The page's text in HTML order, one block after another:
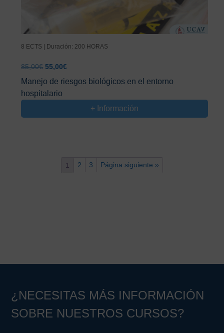
8 ECTS | Duración: 200 HORAS
85,00€ El
precio
original
era:
55,00€El
actual
Manejo de riesgos biológicos en el entorno
hospitalario
+ Información
1 2 3 Página siguiente »
¿NECESITAS MÁS INFORMACIÓN
SOBRE NUESTROS CURSOS?